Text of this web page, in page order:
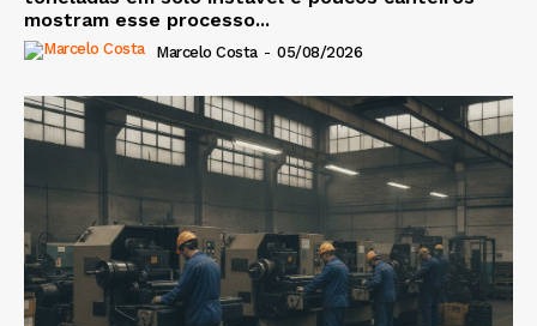
mostram esse processo...
Marcelo Costa - 05/08/2026